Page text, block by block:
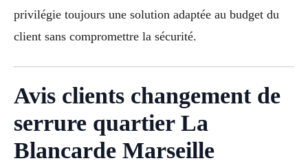
privilégie toujours une solution adaptée au budget du
client sans compromettre la sécurité.
Avis clients changement de
serrure quartier La
Blancarde Marseille